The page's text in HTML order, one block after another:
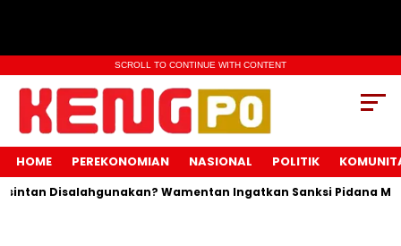
SCROLL TO CONTINUE WITH CONTENT
HOME PEREKONOMIAN NASIONAL POLITIK
Disalahgunakan? Wamentan Ingatkan Sanksi Pidana